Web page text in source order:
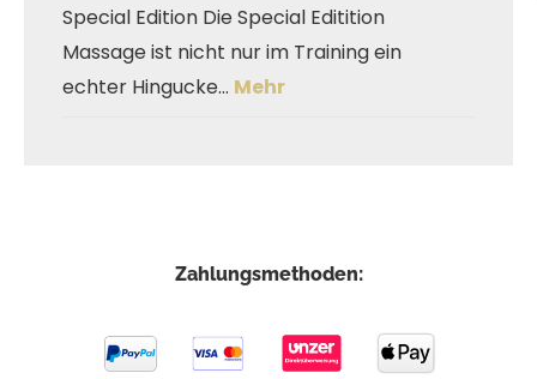
Special Edition Die Special Editition
Massage ist nicht nur im Training ein
echter Hingucke… Mehr
Zahlungsmethoden: